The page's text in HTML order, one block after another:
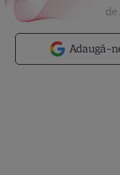
Adaugă-
de